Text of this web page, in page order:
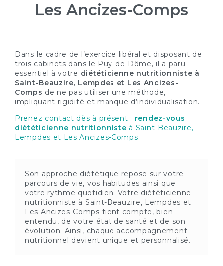
Les Ancizes-Comps
Dans le cadre de l’exercice libéral et disposant de
trois cabinets dans le Puy-de-Dôme, il a paru
essentiel à votre diététicienne nutritionniste à
Saint-Beauzire, Lempdes et Les Ancizes-
Comps de ne pas utiliser une méthode,
impliquant rigidité et manque d’individualisation.
Prenez contact dès à présent : rendez-vous
diététicienne nutritionniste à Saint-Beauzire,
Lempdes et Les Ancizes-Comps.
Son approche diététique repose sur votre
parcours de vie, vos habitudes ainsi que
votre rythme quotidien. Votre diététicienne
nutritionniste à Saint-Beauzire, Lempdes et
Les Ancizes-Comps tient compte, bien
entendu, de votre état de santé et de son
évolution. Ainsi, chaque accompagnement
nutritionnel devient unique et personnalisé.